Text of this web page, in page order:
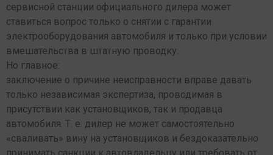
сервисной станции официального дилера может
ставиться вопрос только о снятии с гарантии
электрооборудования автомобиля и только при условии
вмешательства в штатную проводку.
Но главное:
заключение о причине неисправности вправе давать
только независимая экспертиза, проводимая в
присутствии как установщиков, так и продавца
автомобиля. Т. е. дилер не может самостоятельно
«сваливать» вину на установщиков и бездоказательно
принимать санкции к автовладельцу или требовать от